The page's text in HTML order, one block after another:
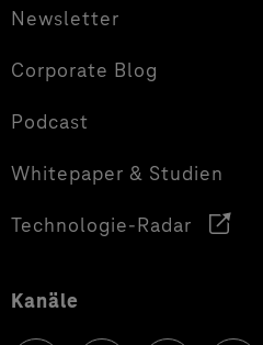
Newsletter
Corporate Blog
Podcast
Whitepaper & Studien
Technologie-Radar
Kanäle